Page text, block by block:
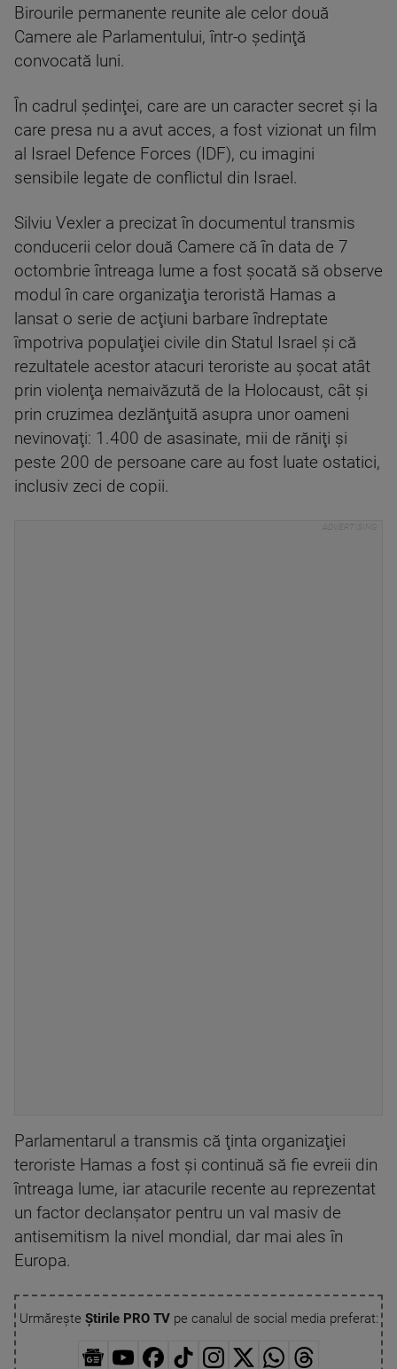
Birourile permanente reunite ale celor două
Camere ale Parlamentului, într-o şedinţă
convocată luni.
În cadrul şedinţei, care are un caracter secret şi la
care presa nu a avut acces, a fost vizionat un film
al Israel Defence Forces (IDF), cu imagini
sensibile legate de conflictul din Israel.
Silviu Vexler a precizat în documentul transmis
conducerii celor două Camere că în data de 7
octombrie întreaga lume a fost şocată să observe
modul în care organizaţia teroristă Hamas a
lansat o serie de acţiuni barbare îndreptate
împotriva populaţiei civile din Statul Israel şi că
rezultatele acestor atacuri teroriste au şocat atât
prin violenţa nemaivăzută de la Holocaust, cât şi
prin cruzimea dezlănţuită asupra unor oameni
nevinovaţi: 1.400 de asasinate, mii de răniţi şi
peste 200 de persoane care au fost luate ostatici,
inclusiv zeci de copii.
Parlamentarul a transmis că ţinta organizaţiei
teroriste Hamas a fost şi continuă să fie evreii din
întreaga lume, iar atacurile recente au reprezentat
un factor declanşator pentru un val masiv de
antisemitism la nivel mondial, dar mai ales în
Europa.
Urmărește Știrile PRO TVpe canalul de social media preferat: